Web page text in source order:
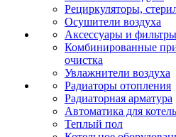
Рециркуляторы,
Осушители воздуха
Аксессуары и
Комбинированные
очистка
Увлажнители воздуха
Радиаторы отопления
Радиаторная арматура
Автоматика для
Теплый пол